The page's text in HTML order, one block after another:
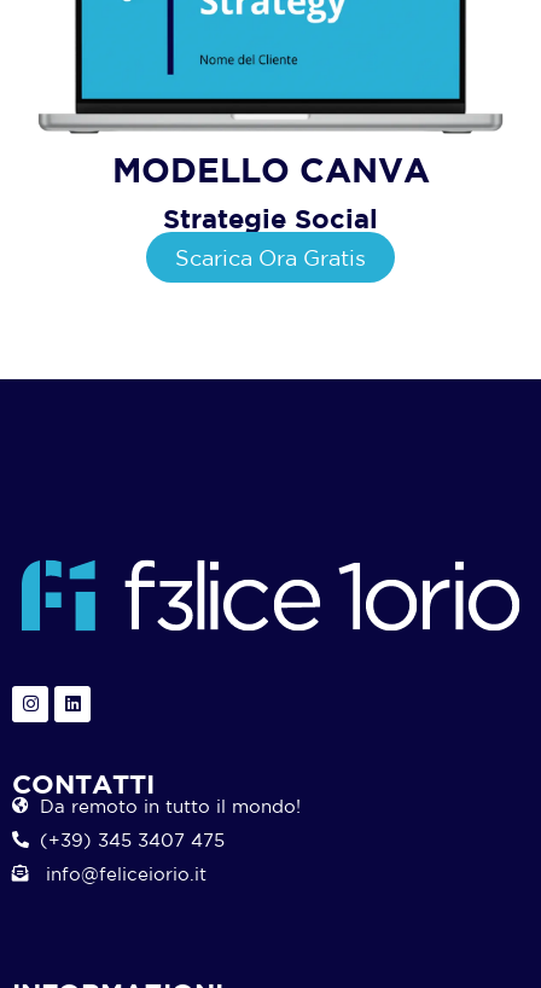
MODELLO CANVA
Strategie Social
Scarica Ora Gratis
CONTATTI
Da remoto in tutto il mondo!
(+39) 345 3407 475
info@feliceiorio.it